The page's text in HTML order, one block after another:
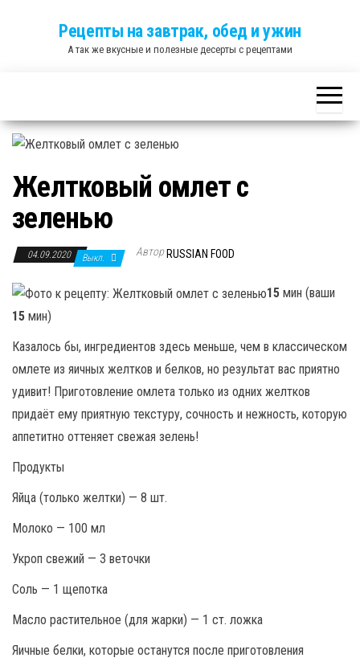
Рецепты на завтрак, обед и ужин
А так же вкусные и полезные десерты с рецептами
Желтковый омлет с
зеленью
04.09.2020 Выкл. Автор RUSSIAN FOOD
15 мин (ваши
15 мин)
Казалось бы, ингредиентов здесь меньше, чем в классическом
омлете из яичных желтков и белков, но результат вас приятно
удивит! Приготовление омлета только из одних желтков
придаёт ему приятную текстуру, сочность и нежность, которую
аппетитно оттеняет свежая зелень!
Продукты
Яйца (только желтки) — 8 шт.
Молоко — 100 мл
Укроп свежий — 3 веточки
Соль — 1 щепотка
Масло растительное (для жарки) — 1 ст. ложка
Яичные белки, которые останутся после приготовления